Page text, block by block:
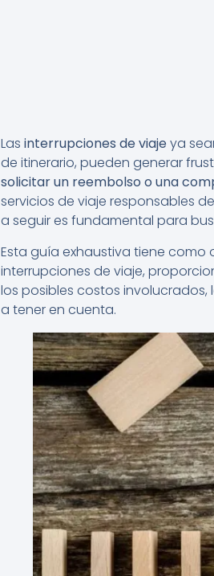
Las interrupciones de viajeya
de itinerario, pueden generar
solicitar un reembolso o una
servicios de viaje responsables
a seguir es fundamental para
Esta guía exhaustiva tiene
interrupciones de viaje,
los posibles costos involucrados,
a tener en cuenta.